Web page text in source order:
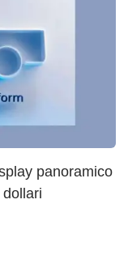
panoramico